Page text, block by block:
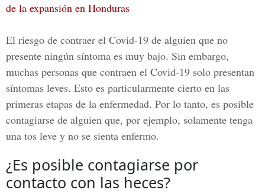
de la expansión en Honduras
El riesgo de contraer el Covid-19 de alguien que no
presente ningún síntoma es muy bajo. Sin embargo,
muchas personas que contraen el Covid-19 solo presentan
síntomas leves. Esto es particularmente cierto en las
primeras etapas de la enfermedad. Por lo tanto, es posible
contagiarse de alguien que, por ejemplo, solamente tenga
una tos leve y no se sienta enfermo.
¿Es posible contagiarse por
contacto con las heces?